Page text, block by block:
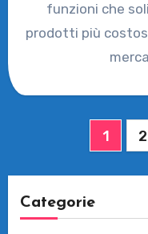
funzioni che
prodotti più
Paginazione
articoli
1 2
Categorie